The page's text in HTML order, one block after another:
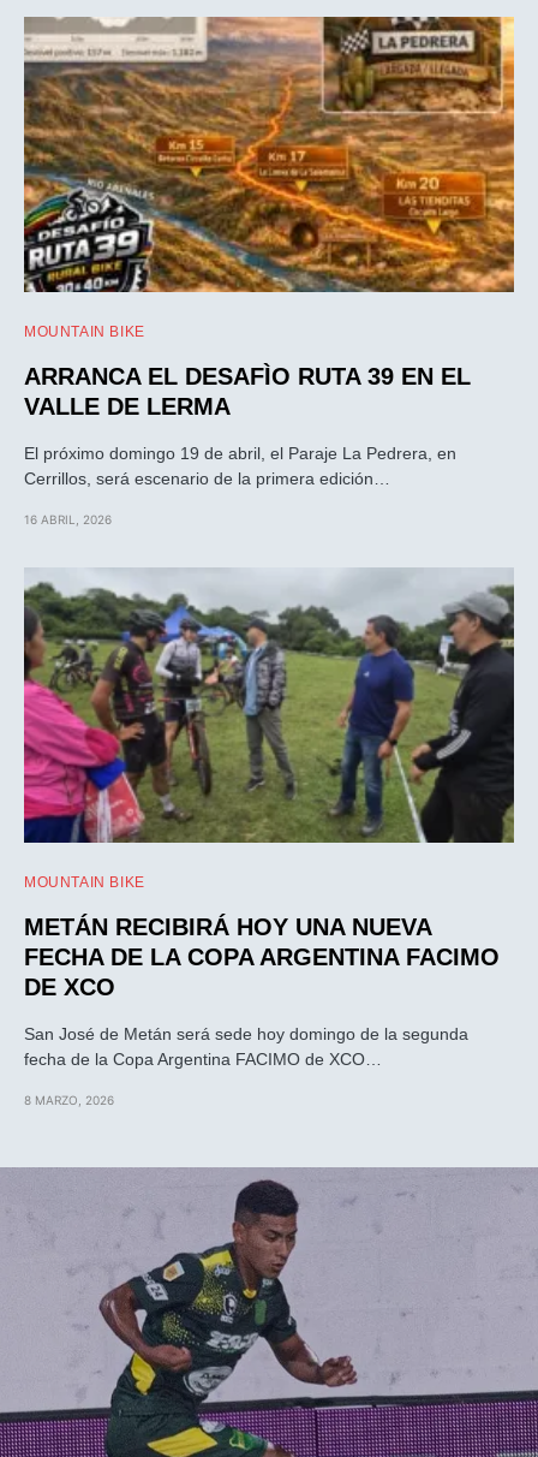
MOUNTAIN BIKE
ARRANCA EL DESAFÌO RUTA 39 EN EL
VALLE DE LERMA
El próximo domingo 19 de abril, el Paraje La Pedrera, en
Cerrillos, será escenario de la primera edición…
16 ABRIL, 2026
MOUNTAIN BIKE
METÁN RECIBIRÁ HOY UNA NUEVA
FECHA DE LA COPA ARGENTINA FACIMO
DE XCO
San José de Metán será sede hoy domingo de la segunda
fecha de la Copa Argentina FACIMO de XCO…
8 MARZO, 2026